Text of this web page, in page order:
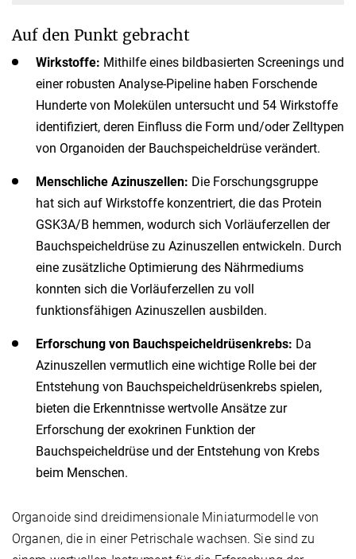
Auf den Punkt gebracht
Wirkstoffe: Mithilfe eines bildbasierten Screenings und
einer robusten Analyse-Pipeline haben Forschende
Hunderte von Molekülen untersucht und 54 Wirkstoffe
identifiziert, deren Einfluss die Form und/oder Zelltypen
von Organoiden der Bauchspeicheldrüse verändert.
Menschliche Azinuszellen: Die Forschungsgruppe
hat sich auf Wirkstoffe konzentriert, die das Protein
GSK3A/B hemmen, wodurch sich Vorläuferzellen der
Bauchspeicheldrüse zu Azinuszellen entwickeln. Durch
eine zusätzliche Optimierung des Nährmediums
konnten sich die Vorläuferzellen zu voll
funktionsfähigen Azinuszellen ausbilden.
Erforschung von Bauchspeicheldrüsenkrebs: Da
Azinuszellen vermutlich eine wichtige Rolle bei der
Entstehung von Bauchspeicheldrüsenkrebs spielen,
bieten die Erkenntnisse wertvolle Ansätze zur
Erforschung der exokrinen Funktion der
Bauchspeicheldrüse und der Entstehung von Krebs
beim Menschen.
Organoide sind dreidimensionale Miniaturmodelle von
Organen, die in einer Petrischale wachsen. Sie sind zu